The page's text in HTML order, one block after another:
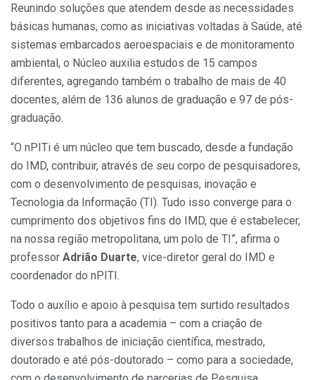
Reunindo soluções que atendem desde as necessidades
básicas humanas, como as iniciativas voltadas à Saúde, até
sistemas embarcados aeroespaciais e de monitoramento
ambiental, o Núcleo auxilia estudos de 15 campos
diferentes, agregando também o trabalho de mais de 40
docentes, além de 136 alunos de graduação e 97 de pós-
graduação.
“O nPITi é um núcleo que tem buscado, desde a fundação
do IMD, contribuir, através de seu corpo de pesquisadores,
com o desenvolvimento de pesquisas, inovação e
Tecnologia da Informação (TI). Tudo isso converge para o
cumprimento dos objetivos fins do IMD, que é estabelecer,
na nossa região metropolitana, um polo de TI”, afirma o
professor Adrião Duarte, vice-diretor geral do IMD e
coordenador do nPITI.
Todo o auxílio e apoio à pesquisa tem surtido resultados
positivos tanto para a academia – com a criação de
diversos trabalhos de iniciação científica, mestrado,
doutorado e até pós-doutorado – como para a sociedade,